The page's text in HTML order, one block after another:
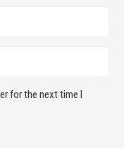
for the next time I